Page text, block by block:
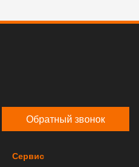
Обратный звонок
Сервис